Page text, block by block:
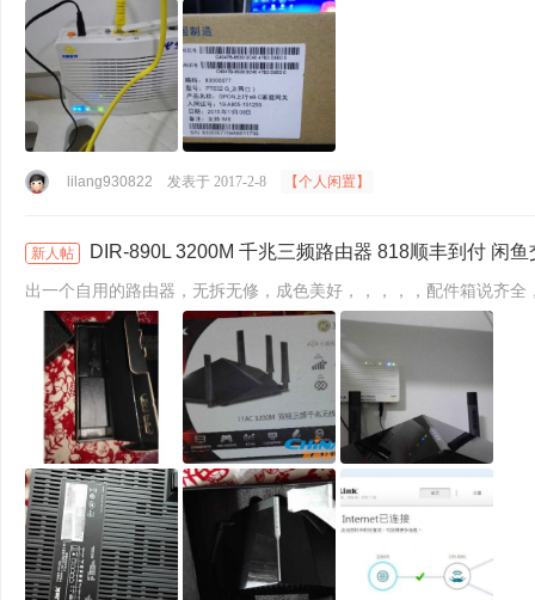
lilang930822 发表于 2017-2-8 【个人闲置】
新人帖 DIR-890L 3200M 千兆三频路由器 818顺丰到付 闲鱼